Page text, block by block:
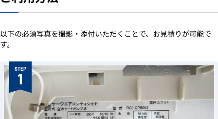
以下の必須写真を撮影・添付いただくことで、お見積りが可能で
す。
STEP
1